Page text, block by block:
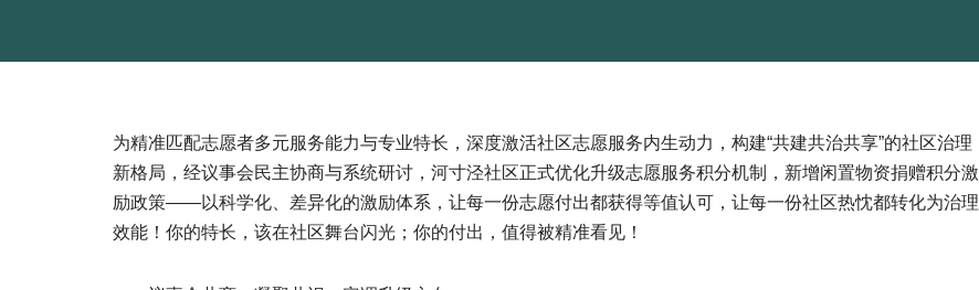
为精准匹配志愿者多元服务能力与专业特长，深度激活社区志愿服务内生动力，构建“共建共治共享”的社区治理
新格局，经议事会民主协商与系统研讨，河寸泾社区正式优化升级志愿服务积分机制，新增闲置物资捐赠积分激
励政策——以科学化、差异化的激励体系，让每一份志愿付出都获得等值认可，让每一份社区热忱都转化为治理
效能！你的特长，该在社区舞台闪光；你的付出，值得被精准看见！